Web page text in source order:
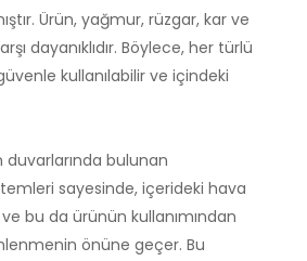
Ürün, yağmur, rüzgar, kar ve
dayanıklıdır. Böylece, her türlü
kullanılabilir ve içindeki
duvarlarında bulunan
sayesinde, içerideki hava
ve bu da ürünün kullanımından
önüne geçer. Bu